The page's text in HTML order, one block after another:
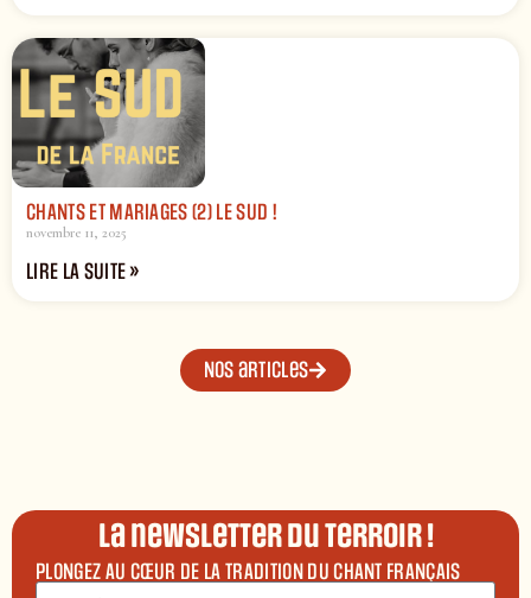
CHANTS ET MARIAGES (2) LE SUD !
novembre 11, 2025
LIRE LA SUITE »
Nos articles
La newsletter du terroir !
PLONGEZ AU CŒUR DE LA TRADITION DU CHANT FRANÇAIS